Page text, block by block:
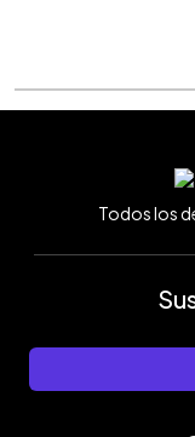
Todos los